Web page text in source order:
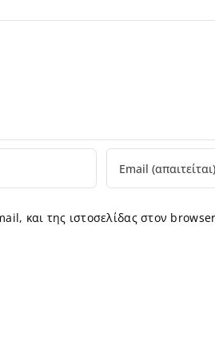
και της ιστοσελίδας στον